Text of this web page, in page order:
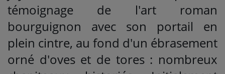
témoignage de l'art roman
bourguignon avec son portail en
plein cintre, au fond d'un ébrasement
orné d'oves et de tores : nombreux